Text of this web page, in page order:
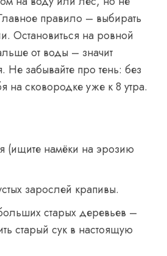
правило – выбирать
Остановиться на ровной
от воды – значит
Не забывайте про тень: без
на сковородке уже к 8 утра.
(ищите намёки на эрозию
зарослей крапивы.
старых деревьев –
старый сук в настоящую